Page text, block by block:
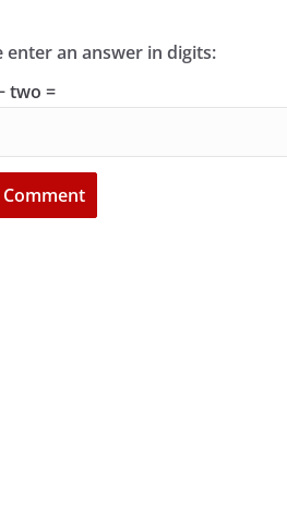
enter an answer in digits:
two =